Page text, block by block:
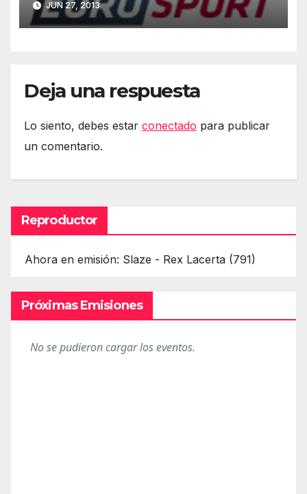
JUN 27, 2013
Deja una respuesta
Lo siento, debes estar conectado para publicar
un comentario.
Reproductor
Ahora en emisión: Slaze - Rex Lacerta (791)
Próximas Emisiones